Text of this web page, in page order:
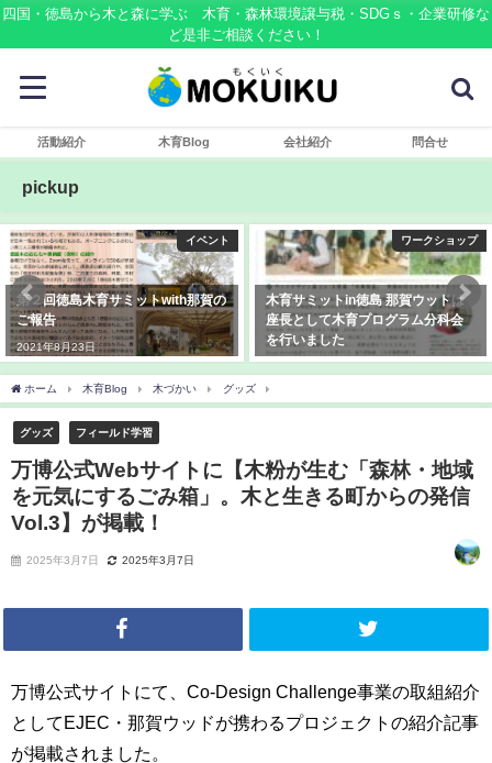
四国・徳島から木と森に学ぶ 木育・森林環境譲与税・SDGｓ・企業研修な
ど是非ご相談ください！
活動紹介 木育Blog 会社紹介 問合せ
pickup
イベント
第２回徳島木育サミットwith那賀の
ご報告
2021年8月23日
ワークショップ
木育サミットin徳島 那賀ウッドは
座長として木育プログラム分科会
を行いました
ホーム 木育Blog 木づかい グッズ
グッズ フィールド学習
万博公式Webサイトに【木粉が生む「森林・地域
を元気にするごみ箱」。木と生きる町からの発信
Vol.3】が掲載！
2025年3月7日 2025年3月7日
万博公式サイトにて、 Co-Design Challenge事業の取組紹介
としてEJEC・那賀ウッドが携わるプロジェクトの紹介記事
が掲載されました。